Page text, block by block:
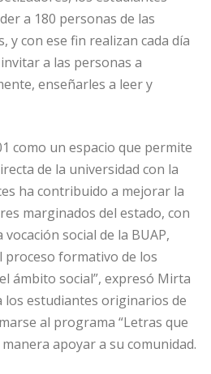
a 180 personas de las
y con ese fin realizan cada día
a las personas a
enseñarles a leer y
como un espacio que permite
de la universidad con la
ha contribuido a mejorar la
marginados del estado, con
social de la BUAP,
proceso formativo de los
ámbito social”, expresó Mirta
los estudiantes originarios de
al programa “Letras que
apoyar a su comunidad.